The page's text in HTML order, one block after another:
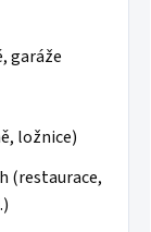
garáže
ložnice)
(restaurace,